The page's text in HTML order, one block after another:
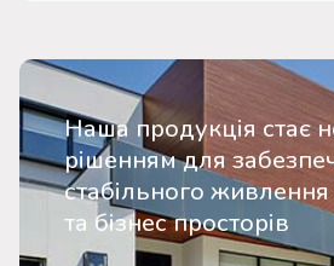
Наша продукція стає
рішенням для
стабільного
та бізнес просторів